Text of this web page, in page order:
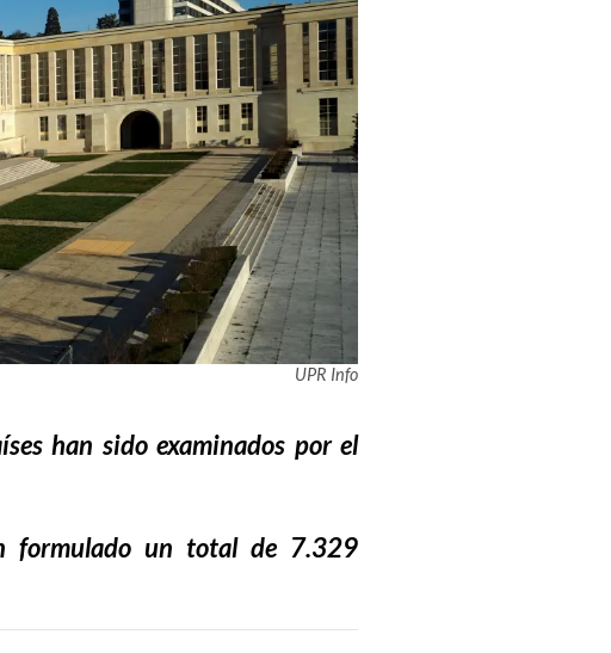
UPR Info
han sido examinados por el
formulado un total de 7.329